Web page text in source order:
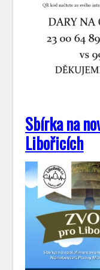
Sbírka na
Libořicích